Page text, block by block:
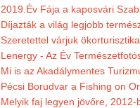
2019.Év Fája a kaposvári
Díjazták a világ legjobb
Szeretettel várjuk
Lenergy - Az Év
Mi is az Akadálymentes
Pécsi Borudvar a Fishing on
Melyik faj legyen jövőre,